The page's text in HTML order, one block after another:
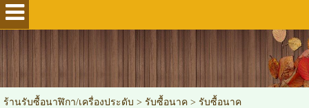
ร้านรับซื้อนาฬิกา/เครื่องประดับ > รับซื้อนาค> รับซื้อนาค